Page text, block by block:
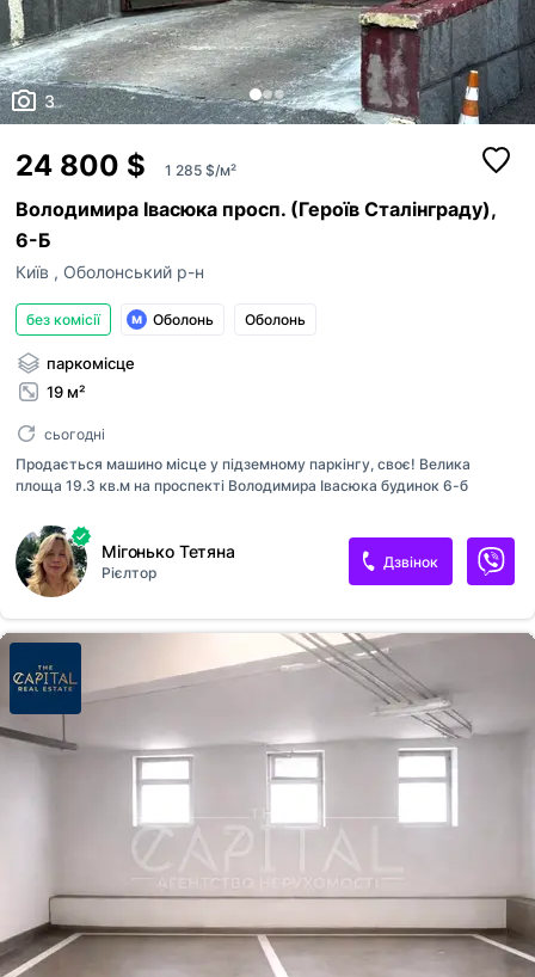
3
24 800 $ 1 285 $/м²
Володимира Івасюка просп. (Героїв Сталінграду),
6-Б
Київ , Оболонський р-н
без комісії Оболонь Оболонь
паркомісце
19 м²
сьогодні
Продається машино місце у підземному паркінгу, своє! Велика
площа 19.3 кв.м на проспекті Володимира Івасюка будинок 6-б
Мігонько Тетяна
Рієлтор
Дзвінок